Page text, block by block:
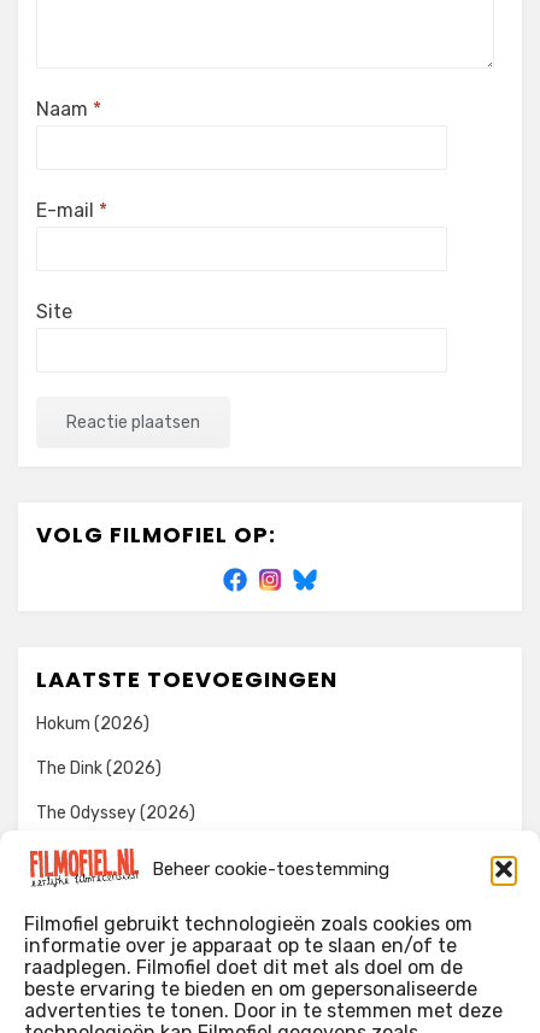
Beheer cookie-toestemming
Filmofiel gebruikt technologieën zoals cookies om
informatie over je apparaat op te slaan en/of te
raadplegen. Filmofiel doet dit met als doel om de
beste ervaring te bieden en om gepersonaliseerde
advertenties te tonen. Door in te stemmen met deze
Naam *
E-mail *
Site
VOLG FILMOFIEL OP:
LAATSTE TOEVOEGINGEN
Hokum (2026)
The Dink (2026)
The Odyssey (2026)
Evil Dead Burn (2026)
WIE IK BEN…?